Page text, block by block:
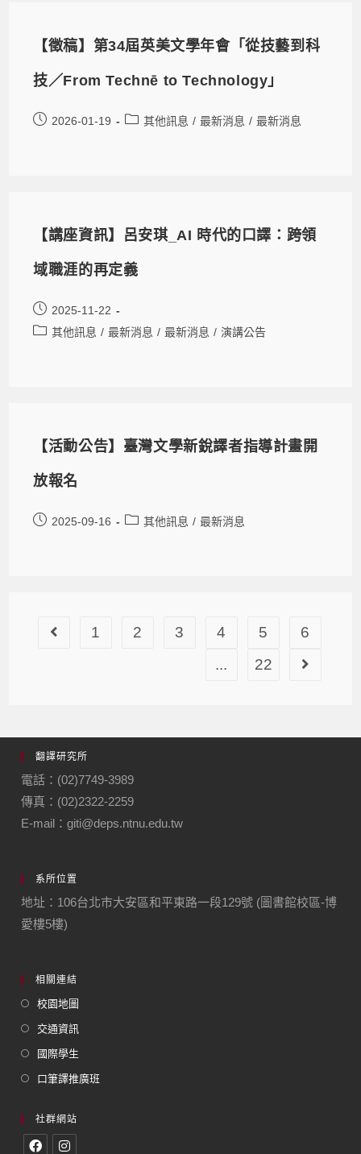
【徵稿】第34屆英美文學年會「從技藝到科
技／From Technē to Technology」
2026-01-19 其他訊息 / 最新消息 / 最新消息
【講座資訊】呂安琪_AI 時代的口譯：跨領
域職涯的再定義
2025-11-22
其他訊息 / 最新消息 / 最新消息 / 演講公告
【活動公告】臺灣文學新銳譯者指導計畫開
放報名
2025-09-16 其他訊息 / 最新消息
1 2 3 4 5
6
...
22
翻譯研究所
電話：(02)7749-3989
傳真：(02)2322-2259
E-mail：giti@deps.ntnu.edu.tw
系所位置
地址：106台北市大安區和平東路一段129號 (圖書館校區-博
愛樓5樓)
相關連結
校園地圖
交通資訊
國際學生
口筆譯推廣班
社群網站